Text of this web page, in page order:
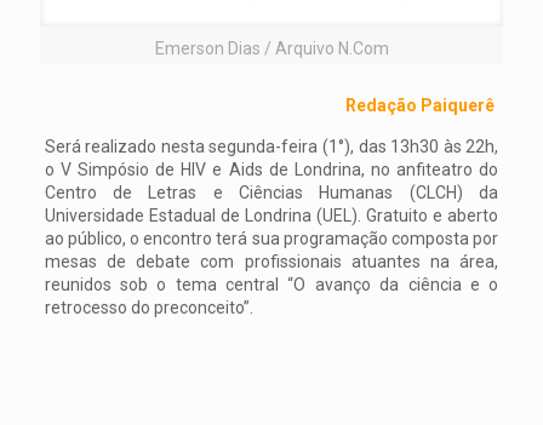
Emerson Dias / Arquivo N.Com
Redação Paiquerê
Será realizado nesta segunda-feira (1°), das 13h30 às 22h,
o V Simpósio de HIV e Aids de Londrina, no anfiteatro do
Centro de Letras e Ciências Humanas (CLCH) da
Universidade Estadual de Londrina (UEL). Gratuito e aberto
ao público, o encontro terá sua programação composta por
mesas de debate com profissionais atuantes na área,
reunidos sob o tema central “O avanço da ciência e o
retrocesso do preconceito”.